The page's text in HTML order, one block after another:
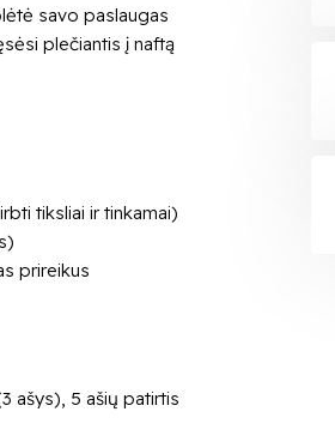
savo paslaugas
plečiantis į naftą
tiksliai ir tinkamai)
prireikus
ašys), 5 ašių patirtis